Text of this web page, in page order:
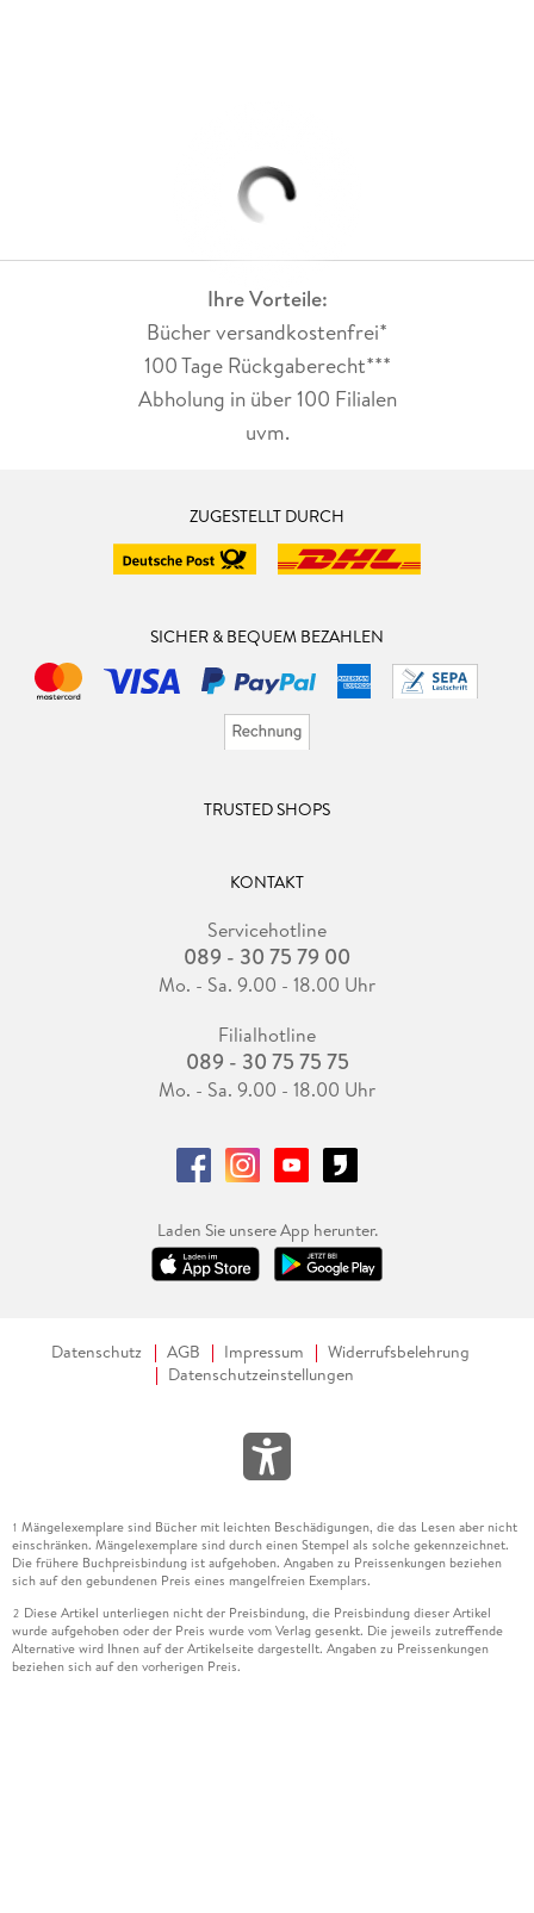
Ihre Vorteile:
Bücher versandkostenfrei*
100 Tage Rückgaberecht***
Abholung in über 100 Filialen
uvm.
ZUGESTELLT DURCH
SICHER & BEQUEM BEZAHLEN
TRUSTED SHOPS
KONTAKT
Servicehotline
089 - 30 75 79 00
Mo. - Sa. 9.00 - 18.00 Uhr
Filialhotline
089 - 30 75 75 75
Mo. - Sa. 9.00 - 18.00 Uhr
Laden Sie unsere App herunter.
Datenschutz AGB Impressum
Widerrufsbelehrung
Datenschutzeinstellungen
1 Mängelexemplare sind Bücher mit leichten Beschädigungen, die das Lesen aber nicht
einschränken. Mängelexemplare sind durch einen Stempel als solche gekennzeichnet.
Die frühere Buchpreisbindung ist aufgehoben. Angaben zu Preissenkungen beziehen
sich auf den gebundenen Preis eines mangelfreien Exemplars.
2 Diese Artikel unterliegen nicht der Preisbindung, die Preisbindung dieser Artikel
wurde aufgehoben oder der Preis wurde vom Verlag gesenkt. Die jeweils zutreffende
Alternative wird Ihnen auf der Artikelseite dargestellt. Angaben zu Preissenkungen
beziehen sich auf den vorherigen Preis.